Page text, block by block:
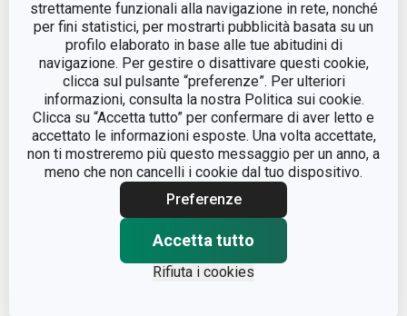
strettamente funzionali alla navigazione in rete, nonché
per fini statistici, per mostrarti pubblicità basata su un
profilo elaborato in base alle tue abitudini di
navigazione. Per gestire o disattivare questi cookie,
clicca sul pulsante “preferenze”. Per ulteriori
informazioni, consulta la nostra Politica sui cookie.
Clicca su “Accetta tutto” per confermare di aver letto e
accettato le informazioni esposte. Una volta accettate,
non ti mostreremo più questo messaggio per un anno, a
meno che non cancelli i cookie dal tuo dispositivo.
Preferenze
Accetta tutto
Rifiuta i cookies
CATEGORIA
organizzazione della
cucina
LINEA DI PRODOTTO FlexiSPACE
MATERIALE
plastica, acciaio
inossidabile
parete attrezzata